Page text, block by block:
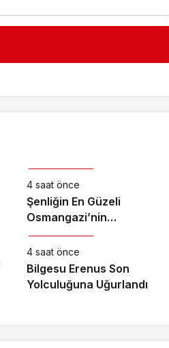
4 saat önce
Şenliğin En Güzeli
Osmangazi’nin
Mahallelerinde Yaşanıyor
4 saat önce
Bilgesu Erenus Son
Yolculuğuna Uğurlandı